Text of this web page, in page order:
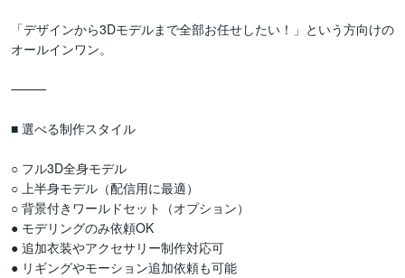
「デザインから3Dモデルまで全部お任せしたい！」という方向けの
オールインワン。
⸻
■ 選べる制作スタイル
○ フル3D全身モデル
○ 上半身モデル（配信用に最適）
○ 背景付きワールドセット（オプション）
● モデリングのみ依頼OK
● 追加衣装やアクセサリー制作対応可
● リギングやモーション追加依頼も可能